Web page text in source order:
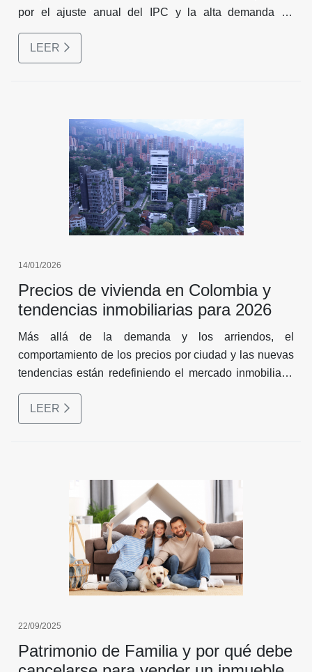
por el ajuste anual del IPC y la alta demanda de
vivienda en renta.
LEER
14/01/2026
Precios de vivienda en Colombia y
tendencias inmobiliarias para 2026
Más allá de la demanda y los arriendos, el
comportamiento de los precios por ciudad y las nuevas
tendencias están redefiniendo el mercado inmobiliario
colombiano en 2026.
LEER
22/09/2025
Patrimonio de Familia y por qué debe